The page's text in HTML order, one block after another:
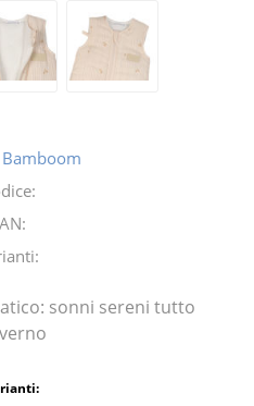
Bamboom
sonni sereni tutto